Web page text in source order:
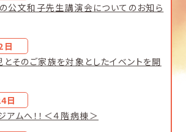
公文和子先生講演会についてのお知ら
日
とそのご家族を対象としたイベントを開
日
ムへ！！＜４階病棟＞